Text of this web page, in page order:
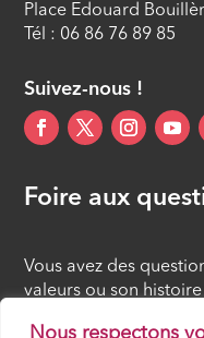
Nous respectons
Place Edouard
Tél : 06 86 76 89 85
Suivez-nous !
Foire aux
Vous avez des
valeurs ou son
réponses rassemble